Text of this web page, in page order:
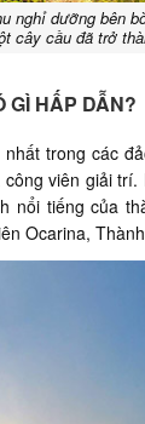
nghỉ dưỡng bên
cây cầu đã trở
GÌ HẤP
trong các
viên giải
nổi tiếng của
Ocarina,